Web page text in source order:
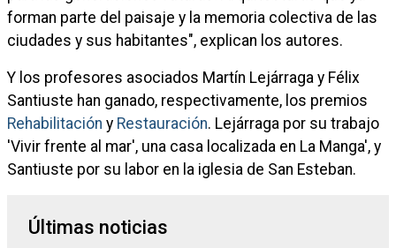
forman parte del paisaje y la memoria colectiva de las
ciudades y sus habitantes", explican los autores.
Y los profesores asociados Martín Lejárraga y Félix
Santiuste han ganado, respectivamente, los premios
Rehabilitación y Restauración. Lejárraga por su trabajo
'Vivir frente al mar', una casa localizada en La Manga', y
Santiuste por su labor en la iglesia de San Esteban.
Últimas noticias